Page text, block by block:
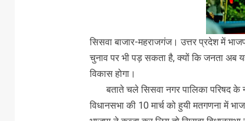
सिसवा बाजार-महराजगंज। उत्तर प्रदेश में
चुनाव पर भी पड़ सकता है, क्यों कि जनता अब
विकास होगा।
बताते चले सिसवा नगर पालिका परिषद के
विधानसभा की 10 मार्च को हुयी मतगणना में